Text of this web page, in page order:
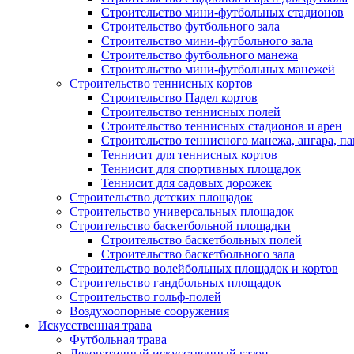
Строительство мини-футбольных стадионов
Строительство футбольного зала
Строительство мини-футбольного зала
Строительство футбольного манежа
Строительство мини-футбольных манежей
Строительство теннисных кортов
Строительство Падел кортов
Строительство теннисных полей
Строительство теннисных стадионов и арен
Строительство теннисного манежа, ангара,
Теннисит для теннисных кортов
Теннисит для спортивных площадок
Теннисит для садовых дорожек
Строительство детских площадок
Строительство универсальных площадок
Строительство баскетбольной площадки
Строительство баскетбольных полей
Строительство баскетбольного зала
Строительство волейбольных площадок и кортов
Строительство гандбольных площадок
Строительство гольф-полей
Воздухоопорные сооружения
Искусственная трава
Футбольная трава